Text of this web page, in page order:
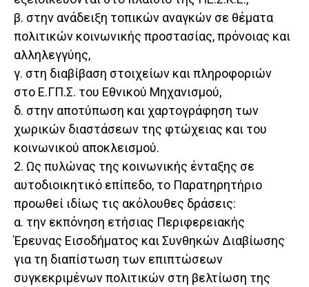
β. στην ανάδειξη τοπικών αναγκών σε θέματα
πολιτικών κοινωνικής προστασίας, πρόνοιας και
αλληλεγγύης,
γ. στη διαβίβαση στοιχείων και πληροφοριών
στο Ε.ΓΠ.Σ. του Εθνικού Μηχανισμού,
δ. στην αποτύπωση και χαρτογράφηση των
χωρικών διαστάσεων της φτώχειας και του
κοινωνικού αποκλεισμού.
2. Ως πυλώνας της κοινωνικής ένταξης σε
αυτοδιοικητικό επίπεδο, το Παρατηρητήριο
προωθεί ιδίως τις ακόλουθες δράσεις:
α. την εκπόνηση ετήσιας Περιφερειακής
Έρευνας Εισοδήματος και Συνθηκών Διαβίωσης
για τη διαπίστωση των επιπτώσεων
συγκεκριμένων πολιτικών στη βελτίωση της